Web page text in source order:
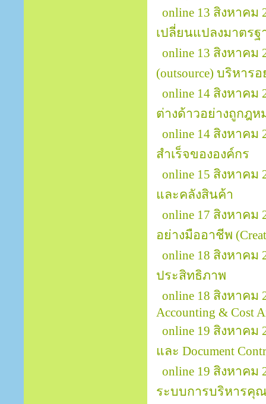
online 13 สิงหาคม
เปลี่ยนแปลงมาตร
online 13 สิงหาค
(outsource) บริหารอ
online 14 สิงหาคม
ต่างด้าวอย่างถูกฎห
online 14 สิงหาค
สำเร็จขององค์กร
online 15 สิงหาค
และคลังสินค้า
online 17 สิงหาคม
อย่างมืออาชีพ
online 18 สิงหาค
ประสิทธิภาพ
online 18 สิงหาค
Accounting & Cost
online 19 สิงหาคม
และ Document
online 19 สิงหาคม
ระบบการบริหารคุณ